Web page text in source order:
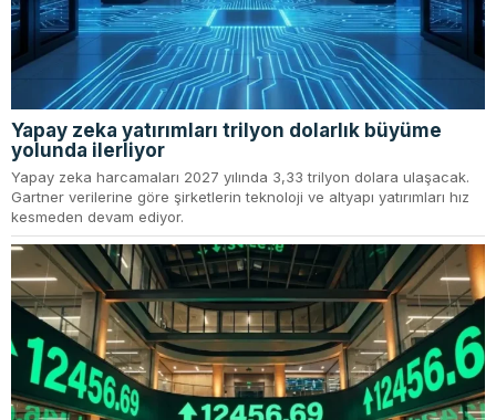
Yapay zeka yatırımları trilyon dolarlık büyüme
yolunda ilerliyor
Yapay zeka harcamaları 2027 yılında 3,33 trilyon dolara ulaşacak.
Gartner verilerine göre şirketlerin teknoloji ve altyapı yatırımları hız
kesmeden devam ediyor.